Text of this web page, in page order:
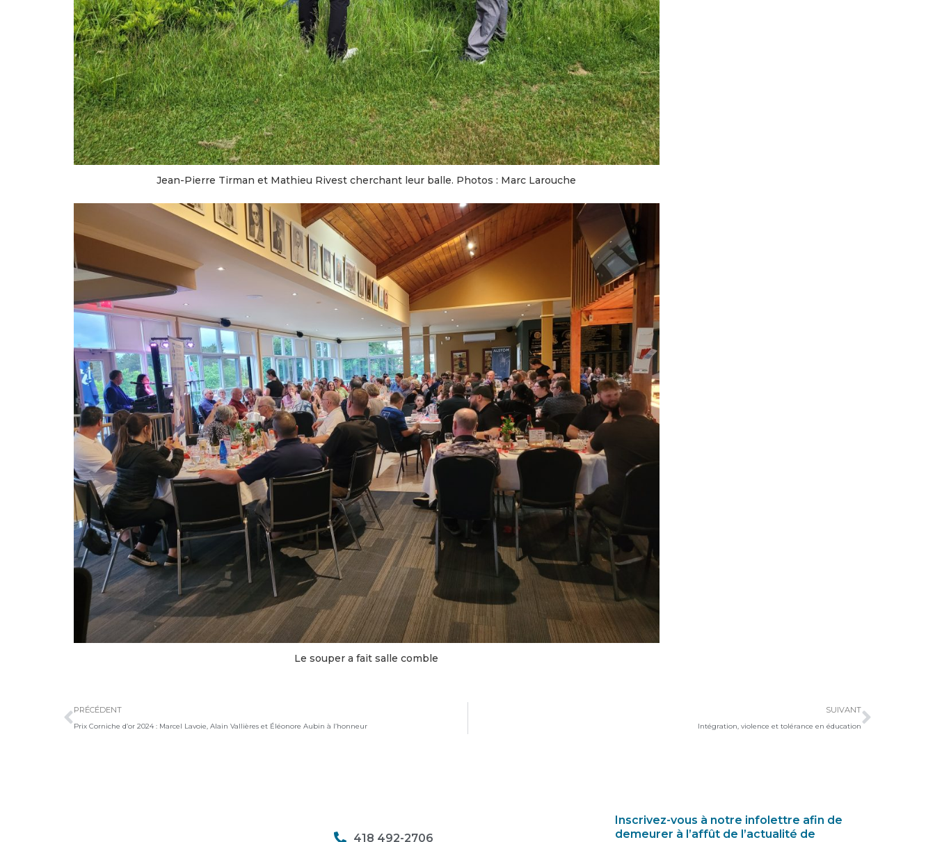
Jean-Pierre Tirman et Mathieu Rivest cherchant leur balle. Photos : Marc Larouche
Le souper a fait salle comble
PRÉCÉDENT
Prix Corniche d’or 2024 : Marcel Lavoie, Alain Vallières et Éléonore Aubin à l’honneur
SUIVANT
Intégration, violence et tolérance en éducation
418 492-2706
Inscrivez-vous à notre infolettre afin de
demeurer à l’affût de l’actualité de